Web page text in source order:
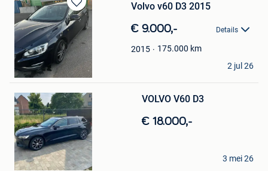
Bewaren
in
Mijn
Favorieten
Volvo v60 D3 2015
€ 9.000,- Details
2015 175.000 km
Summer Bayyat
Beringen
2 jul 26
Bewaren
Mijn
Favorieten
VOLVO V60 D3
€ 18.000,-
Sousou
Couillet
3 mei 26